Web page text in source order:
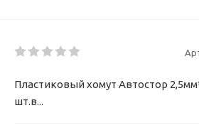
Пластиковый хомут Автостор
шт.в...